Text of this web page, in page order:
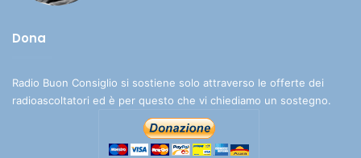
Dona
Radio Buon Consiglio si sostiene solo attraverso le offerte dei
radioascoltatori ed è per questo che vi chiediamo un sostegno.